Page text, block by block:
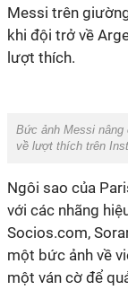
Messi trên
khi đội trở về
lượt thích.
Bức ảnh Messi nâng
về lượt thích trên
Ngôi sao của
với các nhãng
Socios.com,
một bức ảnh về
một ván cờ để